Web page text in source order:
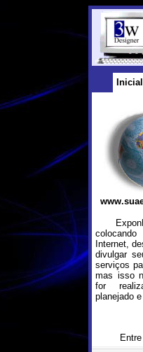
Inicial
Internet,
divulgar
serviços
mas isso
for
planejado
Entre